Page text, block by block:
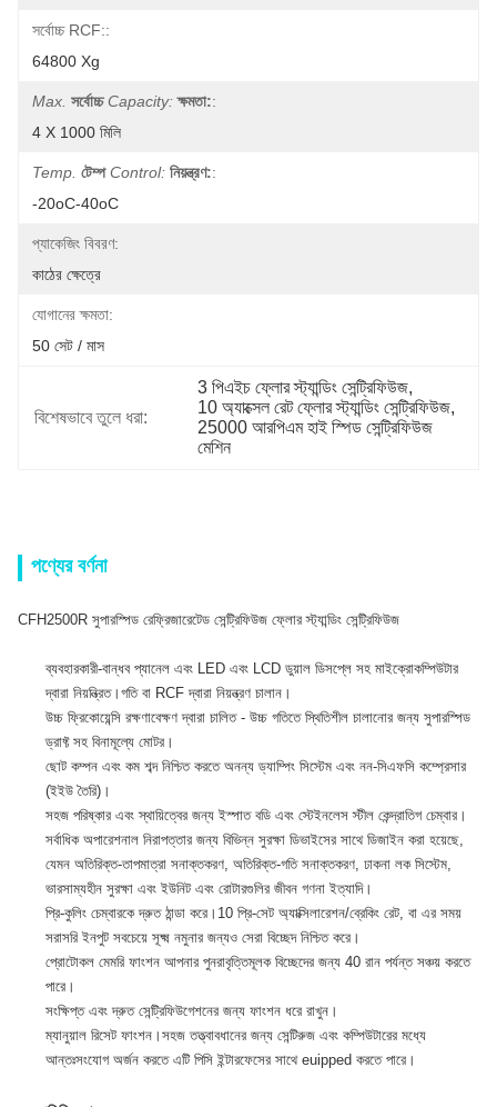
সর্বোচ্চ RCF::
64800 Xg
Max. সর্বোচ্চ Capacity: ক্ষমতা::
4 X 1000 মিলি
Temp. টেম্প Control: নিয়ন্ত্রণ::
-20oC-40oC
প্যাকেজিং বিবরণ:
কাঠের ক্ষেত্রে
যোগানের ক্ষমতা:
50 সেট / মাস
বিশেষভাবে তুলে ধরা:
3 পিএইচ ফ্লোর স্ট্যান্ডিং সেন্ট্রিফিউজ,
10 অ্যাক্সেল রেট ফ্লোর স্ট্যান্ডিং সেন্ট্রিফিউজ,
25000 আরপিএম হাই স্পিড সেন্ট্রিফিউজ
মেশিন
পণ্যের বর্ণনা
CFH2500R সুপারস্পিড রেফ্রিজারেটেড সেন্ট্রিফিউজ ফ্লোর স্ট্যান্ডিং সেন্ট্রিফিউজ
ব্যবহারকারী-বান্ধব প্যানেল এবং LED এবং LCD ডুয়াল ডিসপ্লে সহ মাইক্রোকম্পিউটার
দ্বারা নিয়ন্ত্রিত।গতি বা RCF দ্বারা নিয়ন্ত্রণ চালান।
উচ্চ ফ্রিকোয়েন্সি রক্ষণাবেক্ষণ দ্বারা চালিত - উচ্চ গতিতে স্থিতিশীল চালানোর জন্য সুপারস্পিড
ড্রাফ্ট সহ বিনামূল্যে মোটর।
ছোট কম্পন এবং কম শব্দ নিশ্চিত করতে অনন্য ড্যাম্পিং সিস্টেম এবং নন-সিএফসি কম্প্রেসার
(ইইউ তৈরি)।
সহজ পরিষ্কার এবং স্থায়িত্বের জন্য ইস্পাত বডি এবং স্টেইনলেস স্টীল কেন্দ্রাতিগ চেম্বার।
সর্বাধিক অপারেশনাল নিরাপত্তার জন্য বিভিন্ন সুরক্ষা ডিভাইসের সাথে ডিজাইন করা হয়েছে,
যেমন অতিরিক্ত-তাপমাত্রা সনাক্তকরণ, অতিরিক্ত-গতি সনাক্তকরণ, ঢাকনা লক সিস্টেম,
ভারসাম্যহীন সুরক্ষা এবং ইউনিট এবং রোটারগুলির জীবন গণনা ইত্যাদি।
প্রি-কুলিং চেম্বারকে দ্রুত ঠান্ডা করে।10 প্রি-সেট অ্যাক্সিলারেশন/ব্রেকিং রেট, বা এর সময়
সরাসরি ইনপুট সবচেয়ে সূক্ষ্ম নমুনার জন্যও সেরা বিচ্ছেদ নিশ্চিত করে।
প্রোটোকল মেমরি ফাংশন আপনার পুনরাবৃত্তিমূলক বিচ্ছেদের জন্য 40 রান পর্যন্ত সঞ্চয় করতে
পারে।
সংক্ষিপ্ত এবং দ্রুত সেন্ট্রিফিউগেশনের জন্য ফাংশন ধরে রাখুন।
ম্যানুয়াল রিসেট ফাংশন।সহজ তত্ত্বাবধানের জন্য সেন্টিরুজ এবং কম্পিউটারের মধ্যে
আন্তঃসংযোগ অর্জন করতে এটি পিসি ইন্টারফেসের সাথে euipped করতে পারে।